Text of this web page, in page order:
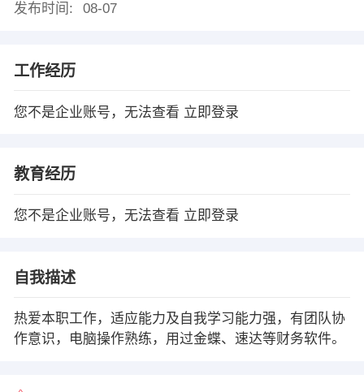
发布时间:
08-07
工作经历
您不是企业账号，无法查看 立即登录
教育经历
您不是企业账号，无法查看 立即登录
自我描述
热爱本职工作，适应能力及自我学习能力强，有团队协
作意识，电脑操作熟练，用过金蝶、速达等财务软件。